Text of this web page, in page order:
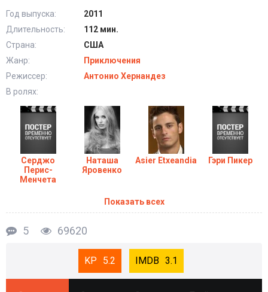
вместо него поручение. filmix.day Однако наш герой пойдёт в
путь не сам, ему будут помогать верные друзья - Криспин и
Голиф, а ещё Сигрид, что является принцессой викингов.
Год выпуска:
2011
Длительность:
112 мин.
Страна:
США
Жанр:
Приключения
Режиссер:
Антонио Хернандез
В ролях:
Серджо
Перис-
Менчета
Наташа
Яровенко
Asier Etxeandia Гэри Пикер
Показать всех
5 69620
5.2 3.1